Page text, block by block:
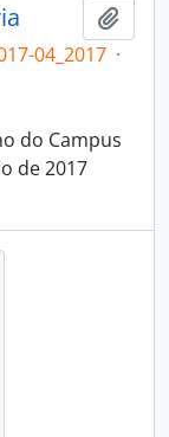
04_2017 ·
do Campus
de 2017